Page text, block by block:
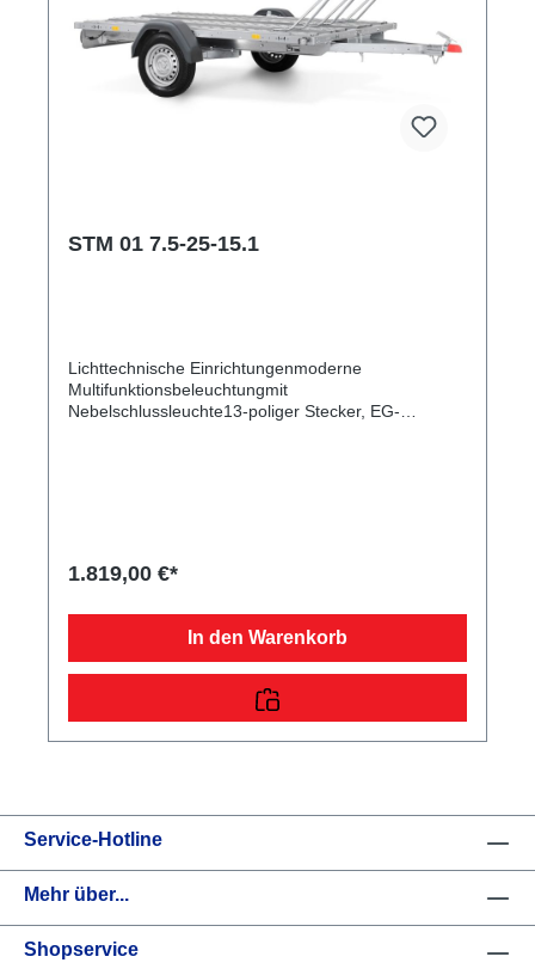
STM 01 7.5-25-15.1
Lichttechnische Einrichtungenmoderne
Multifunktionsbeleuchtungmit
Nebelschlussleuchte13-poliger Stecker, EG-
Spritzschutzlappen ausgestattetBordwand, Reling
Wetterschutzmit Spannverschluss für die Sicherung
der Kippbrücke am FahrgestellFahrgestell und
teststreckengeprüftes Fahrgestell mit STEMA
Sicherheits-V-DeichselZugkugelkupplung mit
1.819,00 €*
In den Warenkorb
Service-Hotline
Mehr über...
Shopservice